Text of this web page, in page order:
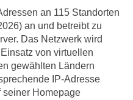
an 115 Standorten
an und betreibt zu
Das Netzwerk wird
von virtuellen
gewählten Ländern
IP-Adresse
seiner Homepage